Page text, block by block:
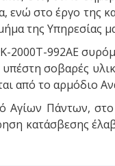
ενώ στο έργο
της Υπηρεσίας
2000T-992AE
σοβαρές
από το αρμόδιο
Αγίων Πάντων,
κατάσβεσης